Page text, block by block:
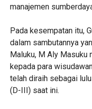
manajemen
Pada kesempatan itu,
dalam sambutannya
Maluku, M Aly Masuku
kepada para
telah diraih sebagai
(D-III) saat ini.